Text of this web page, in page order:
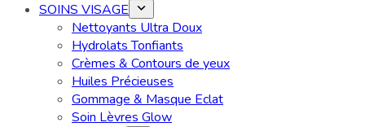
SOINS VISAGE
Nettoyants Ultra Doux
Hydrolats Tonfiants
Crèmes & Contours de yeux
Huiles Précieuses
Gommage & Masque Eclat
Soin Lèvres Glow